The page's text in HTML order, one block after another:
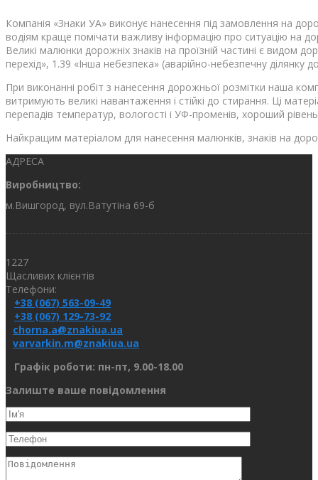
Компанія «Знаки УА» виконує нанесення під замовлення на
водіям краще помічати важливу інформацію про ситуацію на
Великі малюнки дорожніх знаків на проїзній частині є видом
перехід», 1.39 «Інша небезпека» (аварійно-небезпечну
При виконанні робіт з нанесення дорожньої розмітки наша
витримують великі навантаження і стійкі до стирання. Ці
перепадів температур, вологості і УФ-променів, хороший
Найкращим матеріалом для нанесення малюнків, знаків на
АДРЕСА
Виробництво:
м.Вишгород, вул.Ватутіна 69-б
1227
Щасливих клієнтів
Телефони:
+38 (067) 563-09-49
+38 (067) 129-73-92
chorna.a@znakiua.ua
varvarkin.m@znakiua.ua
Графік роботи: пн-пт, 9.00-18.00
Залиште ваше повідомлення